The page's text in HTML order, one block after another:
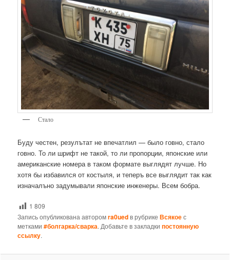
Стало
Буду честен, резулътат не впечатлил — было говно, стало
говно. То ли шрифт не такой, то ли пропорции, японские или
американские номера в таком формате выглядят лучше. Но
хотя бы избавился от костыля, и теперъ все выглядит так как
изначалъно задумывали японские инженеры. Всем бобра.
1 809
Запись опубликована авторомra0uedв рубрикеВсякоес
метками#болгарка/сварка. Добавьте в закладкипостоянную
ссылку.